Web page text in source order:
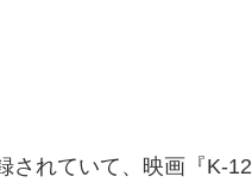
されていて、映画『K-12